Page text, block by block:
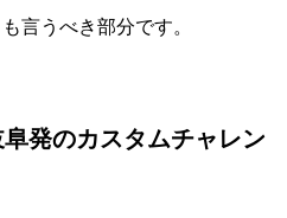
言うべき部分です。
発のカスタムチャレン